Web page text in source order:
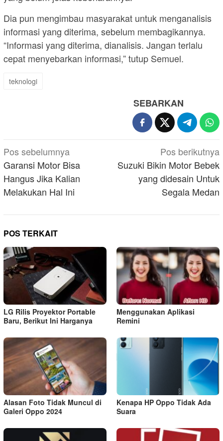
Dia pun mengimbau masyarakat untuk menganalisis
informasi yang diterima, sebelum membagikannya.
“Informasi yang diterima, dianalisis. Jangan terlalu
cepat menyebarkan informasi,” tutup Semuel.
teknologi
SEBARKAN
Navigasi
pos
Pos sebelumnya
Garansi Motor Bisa
Hangus Jika Kalian
Melakukan Hal Ini
Pos berikutnya
Suzuki Bikin Motor Bebek
yang didesain Untuk
Segala Medan
POS TERKAIT
LG Rilis Proyektor Portable
Baru, Berikut Ini Harganya
Menggunakan Aplikasi
Remini
Alasan Foto Tidak Muncul di
Galeri Oppo 2024
Kenapa HP Oppo Tidak Ada
Suara